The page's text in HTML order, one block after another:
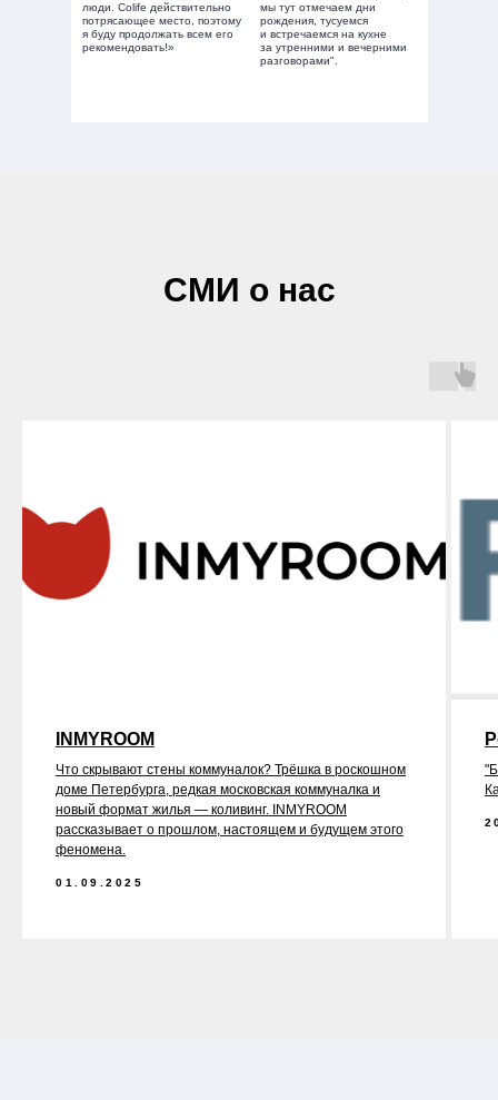
люди. Colife действительно
потрясающее место, поэтому
я буду продолжать всем его
рекомендовать!»
мы тут отмечаем дни
рождения, тусуемся
и встречаемся на кухне
за утренними и вечерними
разговорами".
СМИ о нас
INMYROOM
Что скрывают стены коммуналок? Трёшка в роскошном
доме Петербурга, редкая московская коммуналка и
новый формат жилья — коливинг. INMYROOM
рассказывает о прошлом, настоящем и будущем этого
феномена.
01.09.2025